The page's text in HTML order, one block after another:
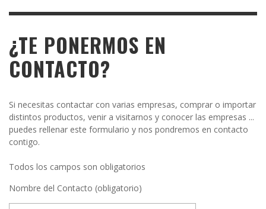
¿TE PONERMOS EN
CONTACTO?
Si necesitas contactar con varias empresas, comprar o importar
distintos productos, venir a visitarnos y conocer las empresas ...
puedes rellenar este formulario y nos pondremos en contacto
contigo.
Todos los campos son obligatorios
Nombre del Contacto (obligatorio)